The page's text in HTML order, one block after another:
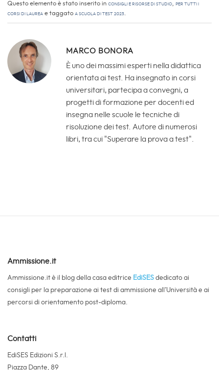
Questo elemento è stato inserito in Consigli e Risorse di studio, Per tutti i
corsi di laurea e taggato a scuola di test 2023.
MARCO BONORA
È uno dei massimi esperti nella didattica
orientata ai test. Ha insegnato in corsi
universitari, partecipa a convegni, a
progetti di formazione per docenti ed
insegna nelle scuole le tecniche di
risoluzione dei test. Autore di numerosi
libri, tra cui "Superare la prova a test".
Ammissione.it
Ammissione.it è il blog della casa editrice EdiSES dedicato ai
consigli per la preparazione ai test di ammissione all’Università e ai
percorsi di orientamento post-diploma.
Contatti
EdiSES Edizioni S.r.l.
Piazza Dante, 89